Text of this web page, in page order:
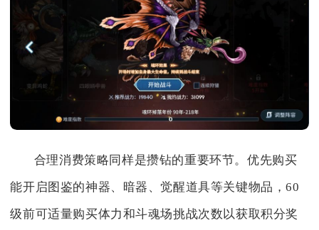
合理消费策略同样是攒钻的重要环节。优先购买
能开启图鉴的神器、暗器、觉醒道具等关键物品，60
级前可适量购买体力和斗魂场挑战次数以获取积分奖